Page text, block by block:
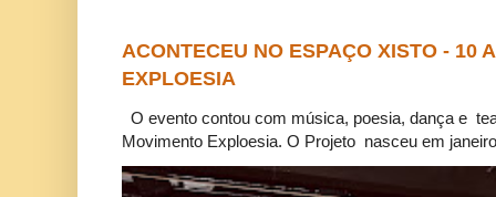
ACONTECEU NO ESPAÇO XISTO - 10
EXPLOESIA
O evento contou com música, poesia, dança e
Movimento Exploesia. O Projeto nasceu em